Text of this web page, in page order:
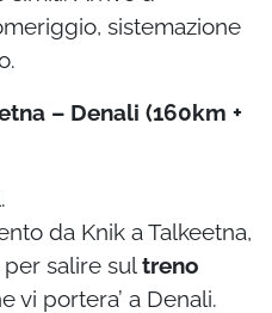
sistemazione
– Denali (160km +
da Knik a Talkeetna,
salire sultreno
vi portera’ a Denali.